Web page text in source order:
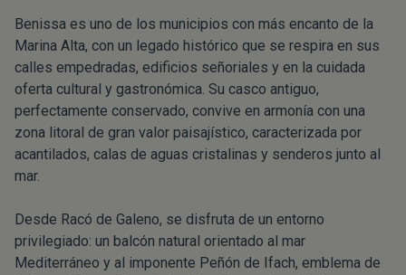
Benissa es uno de los municipios con más encanto de la
Marina Alta, con un legado histórico que se respira en sus
calles empedradas, edificios señoriales y en la cuidada
oferta cultural y gastronómica. Su casco antiguo,
perfectamente conservado, convive en armonía con una
zona litoral de gran valor paisajístico, caracterizada por
acantilados, calas de aguas cristalinas y senderos junto al
mar.
Desde Racó de Galeno, se disfruta de un entorno
privilegiado: un balcón natural orientado al mar
Mediterráneo y al imponente Peñón de Ifach, emblema de